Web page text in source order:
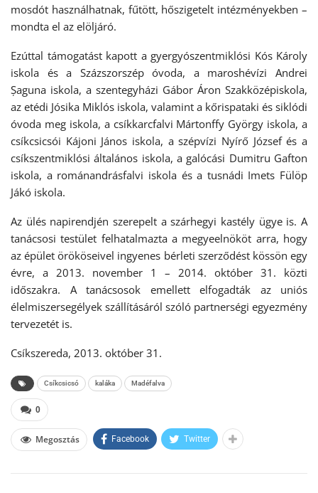
mosdót használhatnak, fűtött, hőszigetelt intézményekben –
mondta el az elöljáró.
Ezúttal támogatást kapott a gyergyószentmiklósi Kós Károly
iskola és a Százszorszép óvoda, a maroshévízi Andrei
Șaguna iskola, a szentegyházi Gábor Áron Szakközépiskola,
az etédi Jósika Miklós iskola, valamint a kőrispataki és siklódi
óvoda meg iskola, a csíkkarcfalvi Mártonffy György iskola, a
csíkcsicsói Kájoni János iskola, a szépvízi Nyírő József és a
csíkszentmiklósi általános iskola, a galócási Dumitru Gafton
iskola, a románandrásfalvi iskola és a tusnádi Imets Fülöp
Jákó iskola.
Az ülés napirendjén szerepelt a szárhegyi kastély ügye is. A
tanácsosi testület felhatalmazta a megyeelnököt arra, hogy
az épület örököseivel ingyenes bérleti szerződést kössön egy
évre, a 2013. november 1 – 2014. október 31. közti
időszakra. A tanácsosok emellett elfogadták az uniós
élelmiszersegélyek szállításáról szóló partnerségi egyezmény
tervezetét is.
Csíkszereda, 2013. október 31.
Csíkcsicsó kaláka Madéfalva
0
Megosztás Facebook Twitter